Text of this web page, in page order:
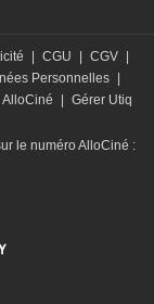
CGU CGV
Personnelles
AlloCiné
Gérer Utiq
le numéro AlloCiné :